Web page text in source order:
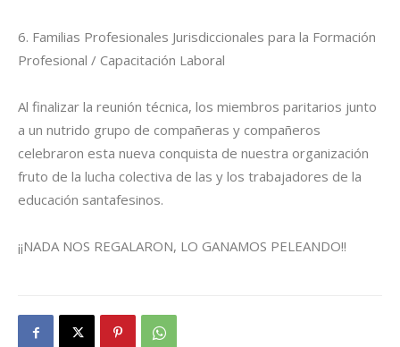
6. Familias Profesionales Jurisdiccionales para la Formación
Profesional / Capacitación Laboral
Al finalizar la reunión técnica, los miembros paritarios junto
a un nutrido grupo de compañeras y compañeros
celebraron esta nueva conquista de nuestra organización
fruto de la lucha colectiva de las y los trabajadores de la
educación santafesinos.
¡¡NADA NOS REGALARON, LO GANAMOS PELEANDO!!